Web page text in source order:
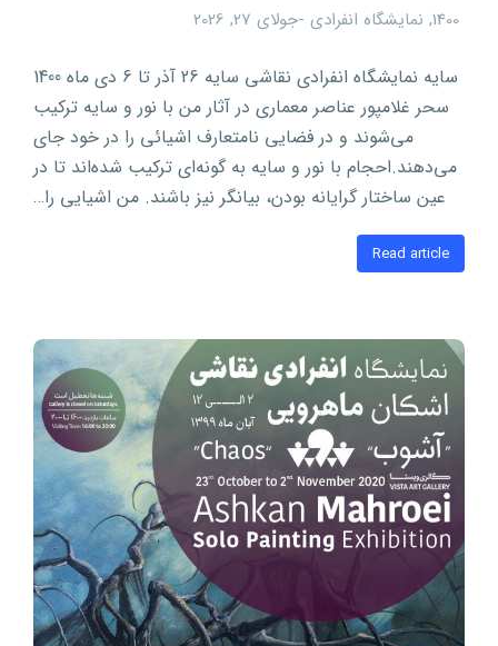
1400
, نمایشگاه انفرادی جولای 27, 2026
سایه نمایشگاه انفرادی نقاشی سایه 26 آذر تا 6 دی ماه 1400
سحر غلامپور عناصر معماری در آثار من با نور و سایه ترکیب
می‌شوند و در فضایی نامتعارف اشیائی را در خود جای
می‌دهند.احجام با نور و سایه به گونه‌ای ترکیب شده‌اند تا در
عین ساختار گرایانه بودن، بیانگر نیز باشند. من اشیایی را…
Read article